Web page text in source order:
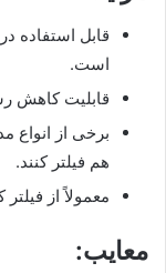
قابل استفاده
است.
قابلیت کاهش
برخی از انواع
هم فیلتر کنند.
معمولاً از
معایب: